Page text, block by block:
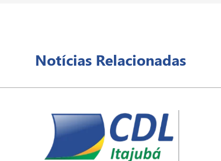
Notícias Relacionadas